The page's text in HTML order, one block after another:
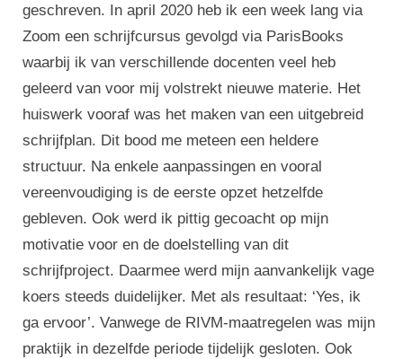
geschreven. In april 2020 heb ik een week lang via
Zoom een schrijfcursus gevolgd via ParisBooks
waarbij ik van verschillende docenten veel heb
geleerd van voor mij volstrekt nieuwe materie. Het
huiswerk vooraf was het maken van een uitgebreid
schrijfplan. Dit bood me meteen een heldere
structuur. Na enkele aanpassingen en vooral
vereenvoudiging is de eerste opzet hetzelfde
gebleven. Ook werd ik pittig gecoacht op mijn
motivatie voor en de doelstelling van dit
schrijfproject. Daarmee werd mijn aanvankelijk vage
koers steeds duidelijker. Met als resultaat: ‘Yes, ik
ga ervoor’. Vanwege de RIVM-maatregelen was mijn
praktijk in dezelfde periode tijdelijk gesloten. Ook